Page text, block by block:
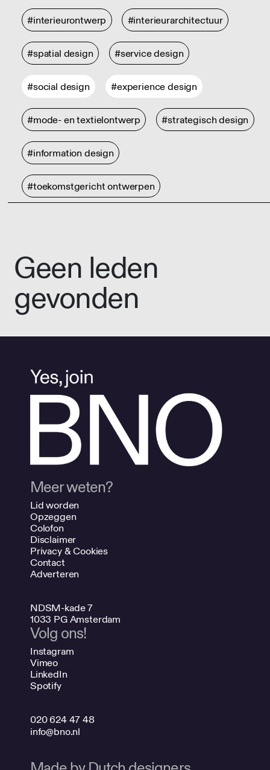
#interieurontwerp #interieurarchitectuur
#spatial design #service design
#social design #experience design
#mode- en textielontwerp #strategisch design
#information design
#toekomstgericht ontwerpen
Geen leden
gevonden
Meer weten?
Lid worden
Opzeggen
Colofon
Disclaimer
Privacy & Cookies
Contact
Adverteren
NDSM-kade 7
1033 PG Amsterdam
Volg ons!
Instagram
Vimeo
LinkedIn
Spotify
020 624 47 48
info@bno.nl